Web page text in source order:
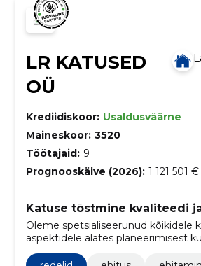
LR KATUSED
OÜ
Krediidiskoor: Usaldusväärne
Maineskoor: 3520
Töötajaid: 9
Prognooskäive (2026): 1 121 501 €
Katuse tõstmine kvaliteedi
Oleme spetsialiseerunud kõikidele
aspektidele alates planeerimisest
lõppviimistluseni. Pakume
õiglasi hindu ja tööde õigeaegset